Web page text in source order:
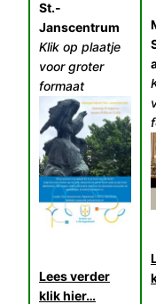
St.-
Janscentrum
Klik op plaatje
voor groter
formaat
Lees verder
klik hier…